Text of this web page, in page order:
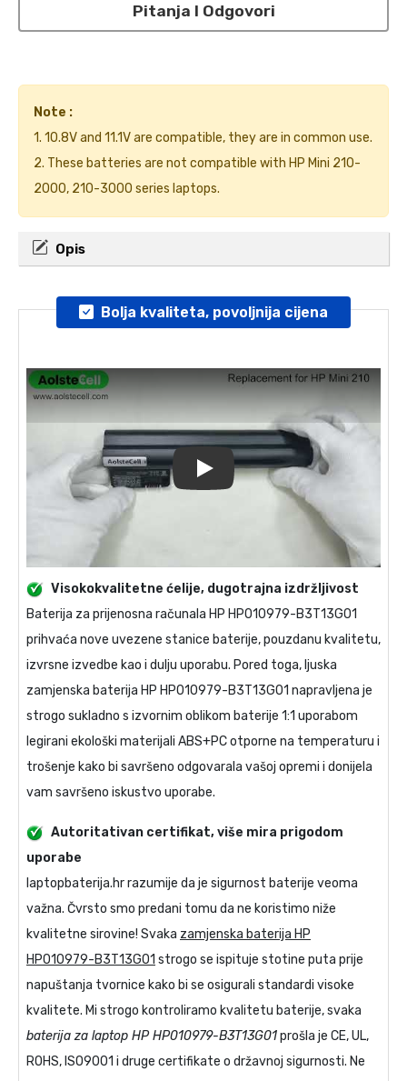
Pitanja I Odgovori
Note :
1. 10.8V and 11.1V are compatible, they are in common use.
2. These batteries are not compatible with HP Mini 210-
2000, 210-3000 series laptops.
Opis
Bolja kvaliteta, povoljnija cijena
Visokokvalitetne ćelije, dugotrajna izdržljivost
Baterija za prijenosna računala HP HP010979-B3T13G01
prihvaća nove uvezene stanice baterije, pouzdanu kvalitetu,
izvrsne izvedbe kao i dulju uporabu. Pored toga, ljuska
zamjenska baterija HP HP010979-B3T13G01 napravljena je
strogo sukladno s izvornim oblikom baterije 1:1 uporabom
legirani ekološki materijali ABS+PC otporne na temperaturu i
trošenje kako bi savršeno odgovarala vašoj opremi i donijela
vam savršeno iskustvo uporabe.
Autoritativan certifikat, više mira prigodom
uporabe
laptopbaterija.hr razumije da je sigurnost baterije veoma
važna. Čvrsto smo predani tomu da ne koristimo niže
kvalitetne sirovine! Svaka zamjenska baterija HP
HP010979-B3T13G01 strogo se ispituje stotine puta prije
napuštanja tvornice kako bi se osigurali standardi visoke
kvalitete. Mi strogo kontroliramo kvalitetu baterije, svaka
baterija za laptop HP HP010979-B3T13G01prošla je CE, UL,
ROHS, ISO9001 i druge certifikate o državnoj sigurnosti. Ne